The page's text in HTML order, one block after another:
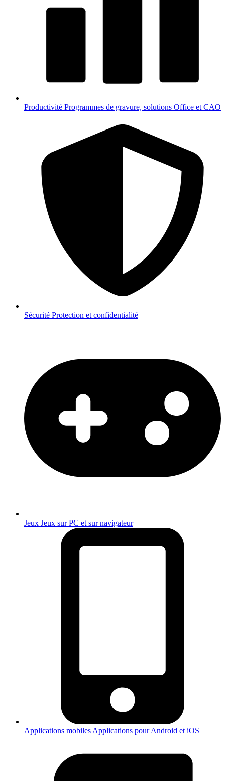
Productivité Programmes de gravure, solutions Office et CAO
Sécurité Protection et confidentialité
Jeux Jeux sur PC et sur navigateur
Applications mobiles Applications pour Android et iOS